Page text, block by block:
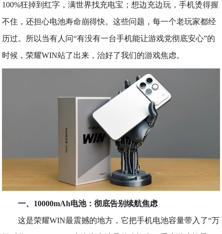
100%狂掉到红字，满世界找充电宝；想边充边玩，手机烫得握
不住，还担心电池寿命崩得快。这些问题，每一个老玩家都经
历过。所以当有人问“有没有一台手机能让游戏党彻底安心”的
时候，荣耀WIN站了出来，治好了我们的游戏焦虑。
一、10000mAh电池：彻底告别续航焦虑
这是荣耀WIN最震撼的地方，它把手机电池容量带入了“万